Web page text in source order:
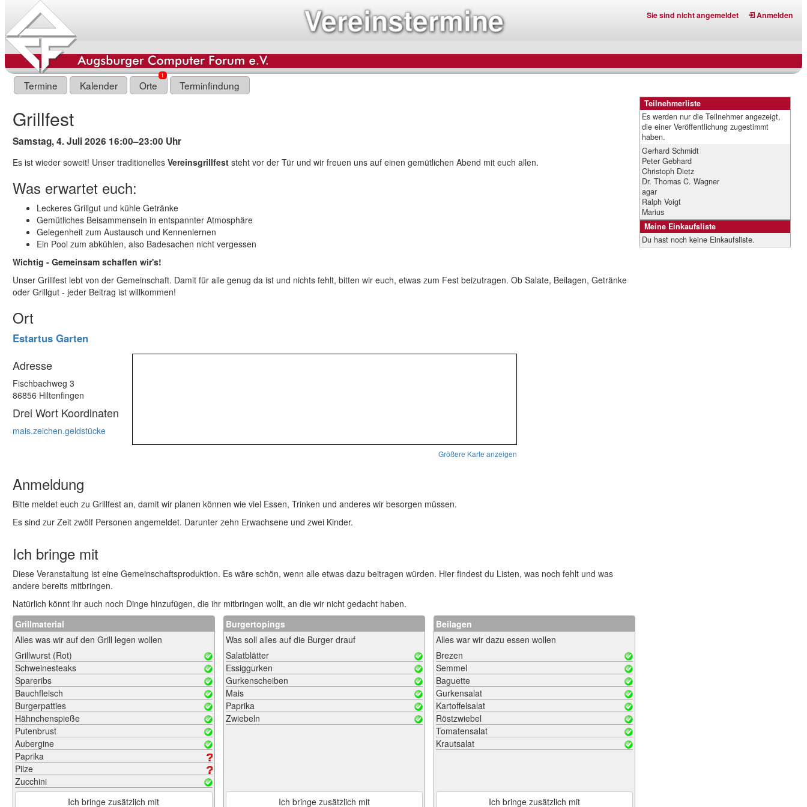
Vereinstermine Sie sind nicht angemeldet Anmelden
Termine Kalender Orte
1
Terminfindung
Grillfest
Samstag, 4. Juli 2026 16:00–23:00 Uhr
Es ist wieder soweit! Unser traditionellesVereinsgrillfest steht vor der Tür und wir freuen uns auf einen gemütlichen Abend mit euch allen.
Was erwartet euch:
Leckeres Grillgut und kühle Getränke
Gemütliches Beisammensein in entspannter Atmosphäre
Gelegenheit zum Austausch und Kennenlernen
Ein Pool zum abkühlen, also Badesachen nicht vergessen
Wichtig - Gemeinsam schaffen wir's!
Unser Grillfest lebt von der Gemeinschaft. Damit für alle genug da ist und nichts fehlt, bitten wir euch, etwas zum Fest beizutragen. Ob Salate, Beilagen, Getränke
oder Grillgut - jeder Beitrag ist willkommen!
Ort
Estartus Garten
Adresse
Fischbachweg 3
86856 Hiltenfingen
Drei Wort Koordinaten
mais.zeichen.geldstücke
Größere Karte anzeigen
Anmeldung
Bitte meldet euch zu Grillfest an, damit wir planen können wie viel Essen, Trinken und anderes wir besorgen müssen.
Es sind zur Zeit zwölf Personen angemeldet. Darunter zehn Erwachsene und zwei Kinder.
Ich bringe mit
Diese Veranstaltung ist eine Gemeinschaftsproduktion. Es wäre schön, wenn alle etwas dazu beitragen würden. Hier findest du Listen, was noch fehlt und was
andere bereits mitbringen.
Natürlich könnt ihr auch noch Dinge hinzufügen, die ihr mitbringen wollt, an die wir nicht gedacht haben.
Grillmaterial
Alles was wir auf den Grill legen wollen
Grillwurst (Rot)
Schweinesteaks
Spareribs
Bauchfleisch
Burgerpatties
Hähnchenspieße
Putenbrust
Aubergine
Paprika
Pilze
Zucchini
Ich bringe zusätzlich mit
Burgertopings
Was soll alles auf die Burger drauf
Salatblätter
Essiggurken
Gurkenscheiben
Mais
Paprika
Zwiebeln
Ich bringe zusätzlich mit
Beilagen
Alles war wir dazu essen wollen
Brezen
Semmel
Baguette
Gurkensalat
Kartoffelsalat
Röstzwiebel
Tomatensalat
Krautsalat
Ich bringe zusätzlich mit
Teilnehmerliste
Es werden nur die Teilnehmer angezeigt,
die einer Veröffentlichung zugestimmt
haben.
Gerhard Schmidt
Peter Gebhard
Christoph Dietz
Dr. Thomas C. Wagner
agar
Ralph Voigt
Marius
Meine Einkaufsliste
Du hast noch keine Einkaufsliste.